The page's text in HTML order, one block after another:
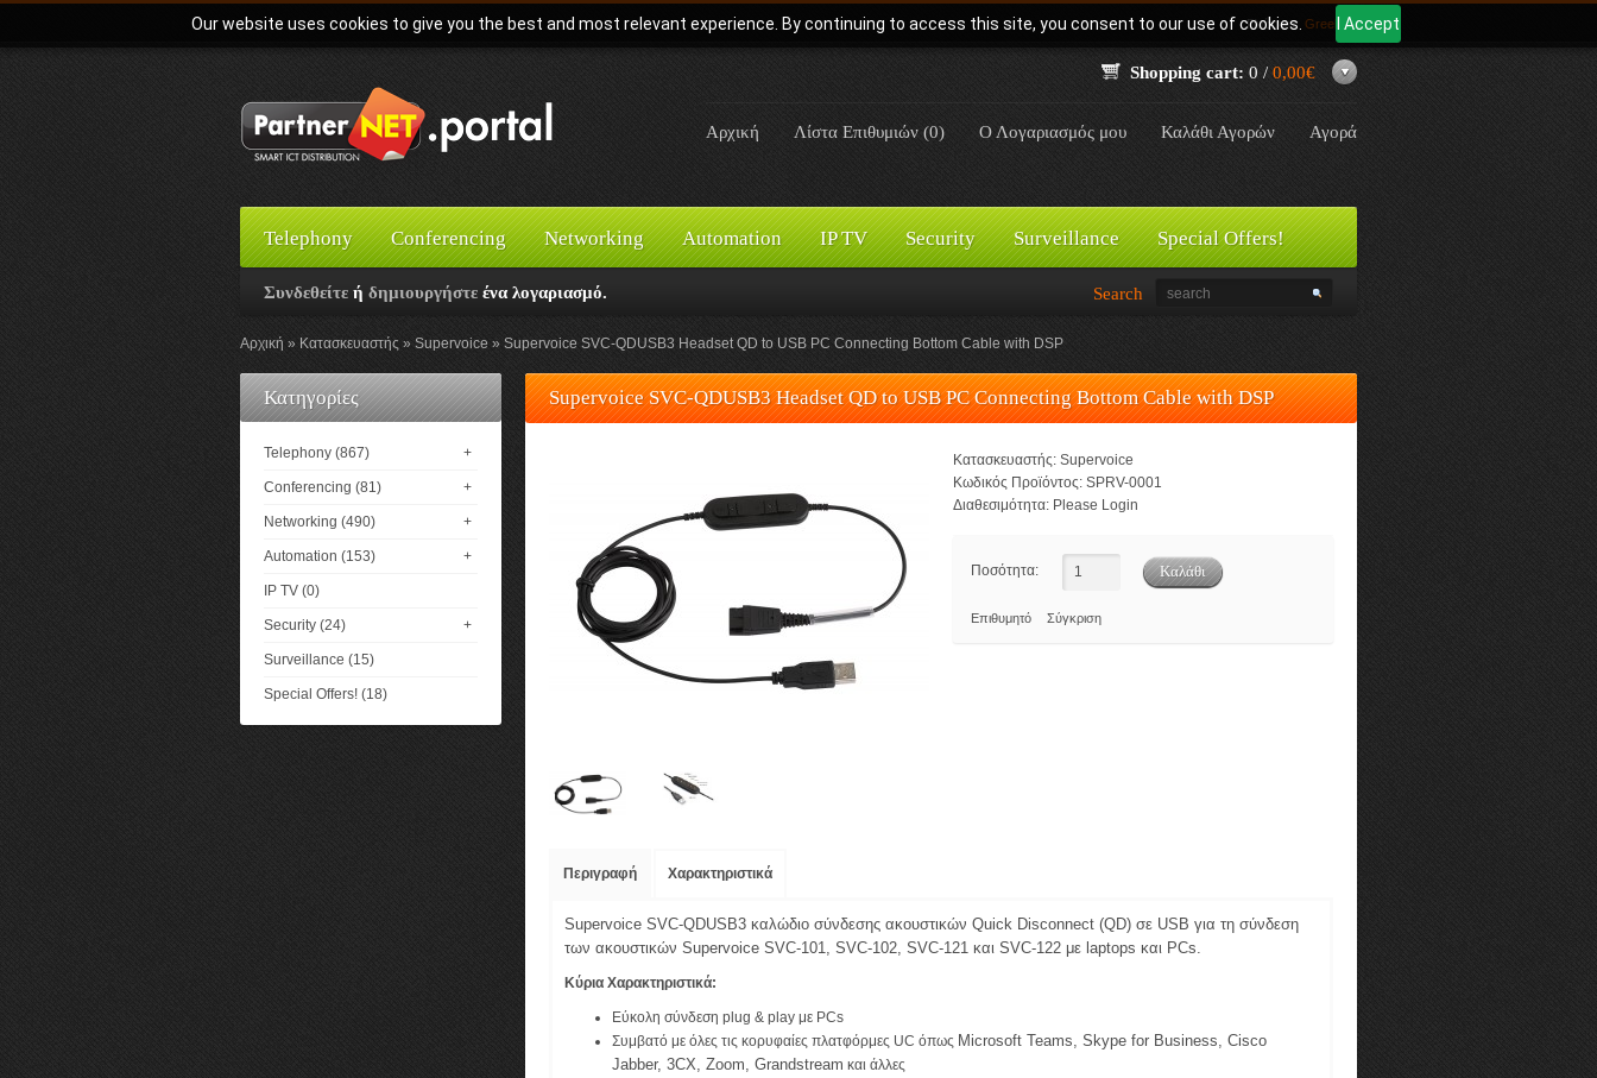
Our website uses cookies to give you the best and most relevant experience. By continuing to access this site, you consent to our use of cookies. I Accept
Γλώσσα: Greek
Shopping cart: 0 / 0,00€
Αρχική Λίστα Επιθυμιών (0) Ο Λογαριασμός μου Καλάθι Αγορών Αγορά
Telephony Conferencing Networking Automation IP TV Security Surveillance Special Offers!
Συνδεθείτε ή δημιουργήστε ένα λογαριασμό. Search
Αρχική Κατασκευαστής Supervoice Supervoice SVC-QDUSB3 Headset QD to USB PC Connecting Bottom Cable with DSP
Κατηγορίες
Telephony (867) +
Conferencing (81) +
Networking (490) +
Automation (153) +
IP TV (0)
Security (24) +
Surveillance (15)
Special Offers! (18)
Supervoice SVC-QDUSB3 Headset QD to USB PC Connecting Bottom Cable with DSP
Κατασκευαστής: Supervoice
Κωδικός Προϊόντος: SPRV-0001
Διαθεσιμότητα: Please Login
Ποσότητα:
Επιθυμητό Σύγκριση
Περιγραφή Χαρακτηριστικά
Supervoice SVC-QDUSB3 καλώδιο σύνδεσης ακουστικών Quick Disconnect (QD) σε USB για τη σύνδεση
των ακουστικών Supervoice SVC-101, SVC-102, SVC-121 και SVC-122 με laptops και PCs.
Κύρια Χαρακτηριστικά:
Εύκολη σύνδεση plug & play με PCs
Συμβατό με όλες τις κορυφαίες πλατφόρμες UC όπως Microsoft Teams, Skype for Business, Cisco
Jabber, 3CX, Zoom, Grandstream και άλλες